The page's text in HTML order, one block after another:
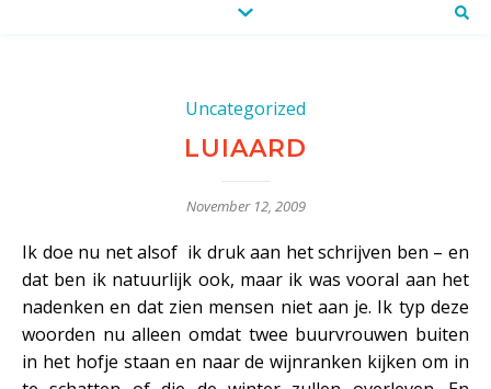
Uncategorized
LUIAARD
November 12, 2009
Ik doe nu net alsof ik druk aan het schrijven ben – en
dat ben ik natuurlijk ook, maar ik was vooral aan het
nadenken en dat zien mensen niet aan je. Ik typ deze
woorden nu alleen omdat twee buurvrouwen buiten
in het hofje staan en naar de wijnranken kijken om in